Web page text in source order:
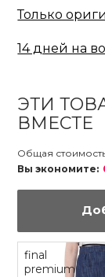
Только
14 дней на
ЭТИ
ВМЕСТЕ
Общая
Вы экономите:
final
premium